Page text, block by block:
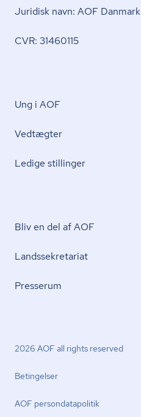
Juridisk navn: AOF Danmark
CVR: 31460115
Ung i AOF
Vedtægter
Ledige stillinger
Bliv en del af AOF
Lands­se­kre­ta­ri­at
Presserum
2026 AOF all rights reserved
Betingelser
AOF per­son­da­ta­po­li­tik